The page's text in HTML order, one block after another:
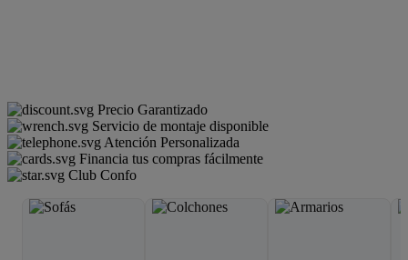
Precio Garantizado
Servicio de montaje disponible
Atención Personalizada
Financia tus compras fácilmente
Club Confo